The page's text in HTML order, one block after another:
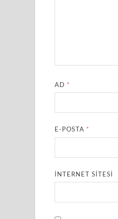
AD *
E-POSTA *
İNTERNET SITESI